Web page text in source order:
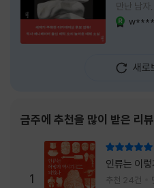
만난 남자
식장에서
넘어가
애니메이
선명하게
이 뒤따라왔다. 감출 수 없는
까 「등껍질」의 세계에서 사람들은 저마다 다른
등껍질
사람을 표
새로
금주에 추천을 많이 받은 리뷰
1
인류는 이렇게 역
역사가 되
추천 24건